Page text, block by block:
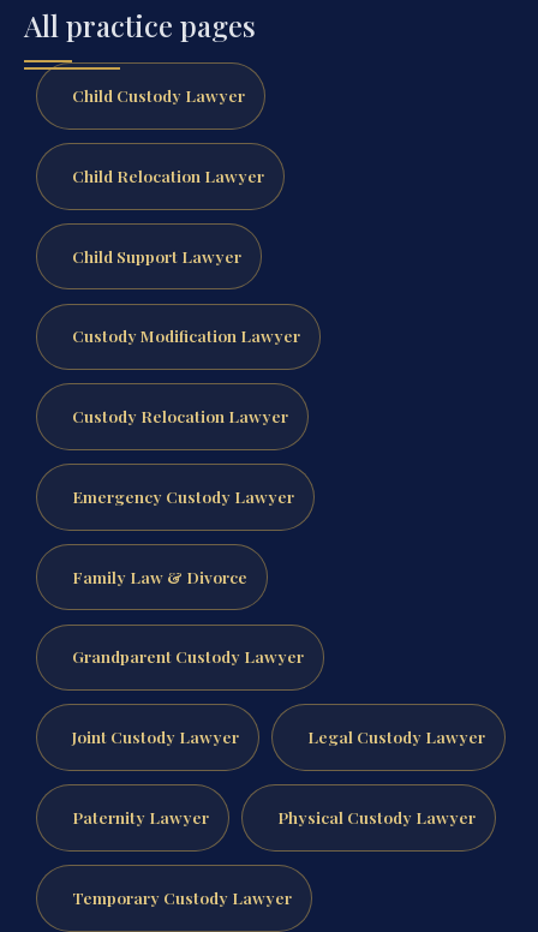
All practice pages
Child Custody Lawyer
Child Relocation Lawyer
Child Support Lawyer
Custody Modification Lawyer
Custody Relocation Lawyer
Emergency Custody Lawyer
Family Law & Divorce
Grandparent Custody Lawyer
Joint Custody Lawyer Legal Custody Lawyer
Paternity Lawyer Physical Custody Lawyer
Temporary Custody Lawyer